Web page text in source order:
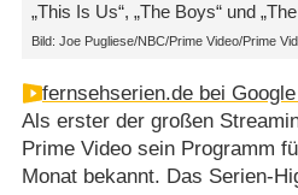
„This Is Us“, „The Boys“ und
Bild: Joe Pugliese/NBC/Prime Video/Prime
fernsehserien.de bei
Als erster der großen
Prime Video sein Programm
Monat bekannt. Das Serien-